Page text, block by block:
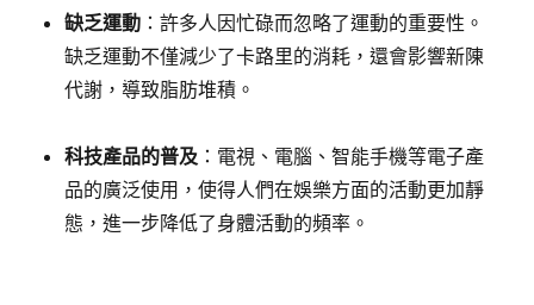
缺乏運動 ：許多人因忙碌而忽略了運動的重要性。
缺乏運動不僅減少了卡路里的消耗，還會影響新陳
代謝，導致脂肪堆積。
科技產品的普及 ：電視、電腦、智能手機等電子產
品的廣泛使用，使得人們在娛樂方面的活動更加靜
態，進一步降低了身體活動的頻率。